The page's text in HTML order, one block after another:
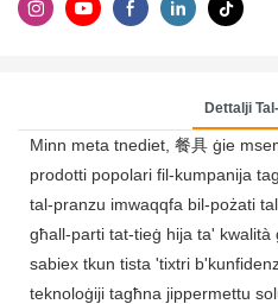
Dettalji
Minn meta tnediet, 餐具 ġie
prodotti popolari fil-kumpanija
tal-pranzu imwaqqfa bil-pożati
għall-parti tat-tieġ hija ta' kwalità
sabiex tkun tista 'tixtri
teknoloġiji tagħna jippermettu